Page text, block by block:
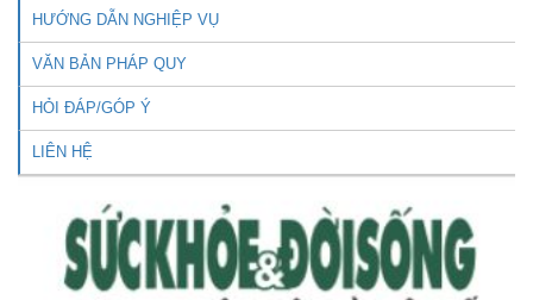
HƯỚNG DẪN NGHIỆP VỤ
VĂN BẢN PHÁP QUY
HỎI ĐÁP/GÓP Ý
LIÊN HỆ